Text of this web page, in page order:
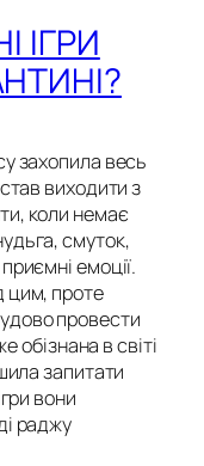
ІГРИ
захопила весь
виходити з
коли немає
смуток,
емоції.
цим, проте
провести
обізнана в світі
запитати
вони
раджу